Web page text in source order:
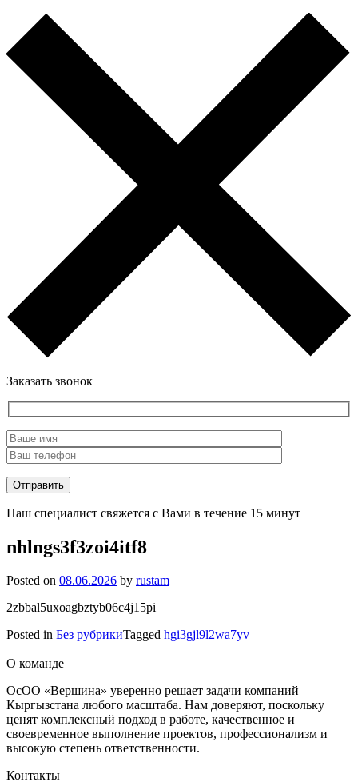
Заказать звонок
Наш специалист свяжется с Вами в течение 15 минут
nhlngs3f3zoi4itf8
Posted on 08.06.2026 by rustam
2zbbal5uxoagbztyb06c4j15pi
Posted in Без рубрикиTagged hgi3gjl9l2wa7yv
О команде
ОсОО «Вершина» уверенно решает задачи компаний
Кыргызстана любого масштаба. Нам доверяют, поскольку
ценят комплексный подход в работе, качественное и
своевременное выполнение проектов, профессионализм и
высокую степень ответственности.
Контакты